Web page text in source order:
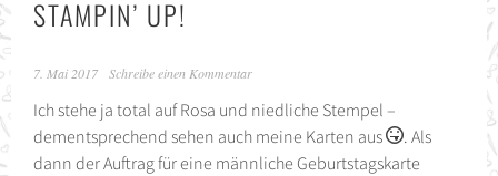
STAMPIN’ UP!
7. Mai 2017 Schreibe einen Kommentar
Ich stehe ja total auf Rosa und niedliche Stempel –
dementsprechend sehen auch meine Karten aus
. Als
dann der Auftrag für eine männliche Geburtstagskarte